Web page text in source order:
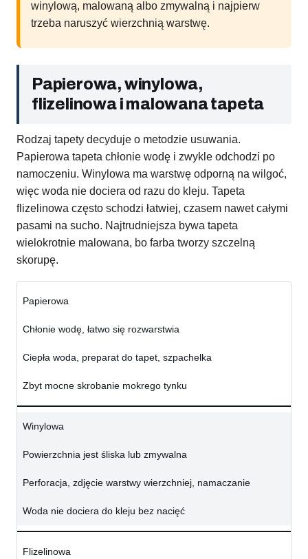
winylową, malowaną albo zmywalną i najpierw
trzeba naruszyć wierzchnią warstwę.
Papierowa, winylowa,
flizelinowa i malowana tapeta
Rodzaj tapety decyduje o metodzie usuwania.
Papierowa tapeta chłonie wodę i zwykle odchodzi po
namoczeniu. Winylowa ma warstwę odporną na wilgoć,
więc woda nie dociera od razu do kleju. Tapeta
flizelinowa często schodzi łatwiej, czasem nawet całymi
pasami na sucho. Najtrudniejsza bywa tapeta
wielokrotnie malowana, bo farba tworzy szczelną
skorupę.
Papierowa
Chłonie wodę, łatwo się rozwarstwia
Ciepła woda, preparat do tapet, szpachelka
Zbyt mocne skrobanie mokrego tynku
Winylowa
Powierzchnia jest śliska lub zmywalna
Perforacja, zdjęcie warstwy wierzchniej, namaczanie
Woda nie dociera do kleju bez nacięć
Flizelinowa